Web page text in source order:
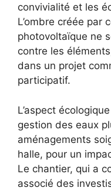
convivialité et les
L’ombre créée par
photovoltaïque ne
contre les
dans un projet
participatif.
L’aspect
gestion des eaux
aménagements
halle, pour un
Le chantier, qui a
associé des